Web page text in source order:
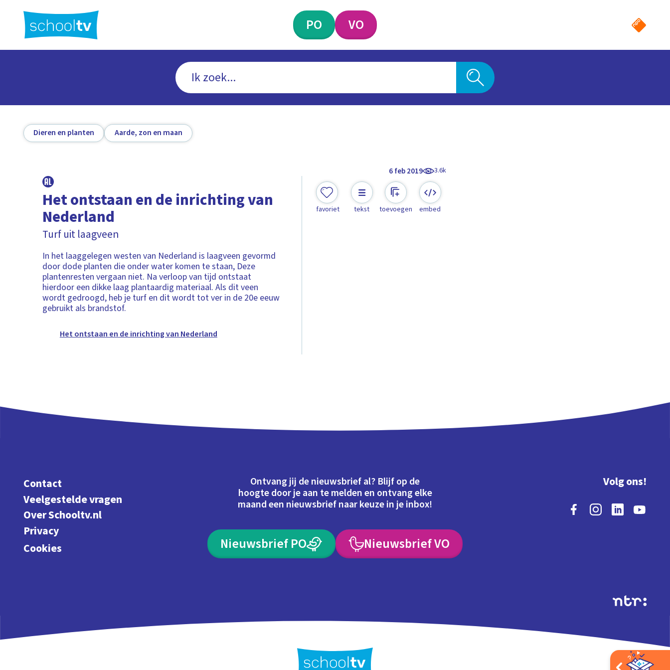
hoofdinhoud
PO VO
Dieren en planten Aarde, zon en maan
6 feb 2019 3.6k
Het ontstaan en de inrichting van
Nederland
Turf uit laagveen
In het laaggelegen westen van Nederland is laagveen gevormd
door dode planten die onder water komen te staan, Deze
plantenresten vergaan niet. Na verloop van tijd ontstaat
hierdoor een dikke laag plantaardig materiaal. Als dit veen
wordt gedroogd, heb je turf en dit wordt tot ver in de 20e eeuw
gebruikt als brandstof.
Het ontstaan en de inrichting van Nederland
favoriet tekst toevoegen embed
Contact
Veelgestelde vragen
Over Schooltv.nl
Privacy
Cookies
Ontvang jij de nieuwsbrief al? Blijf op de
hoogte door je aan te melden en ontvang elke
maand een nieuwsbrief naar keuze in je inbox!
Nieuwsbrief PO Nieuwsbrief VO
Volg ons!
Extra's